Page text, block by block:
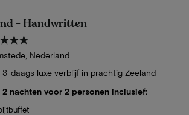
- Handwritten
Nederland
3-daags luxe verblijf in prachtig Zeeland
2 nachten voor 2 personen inclusief: